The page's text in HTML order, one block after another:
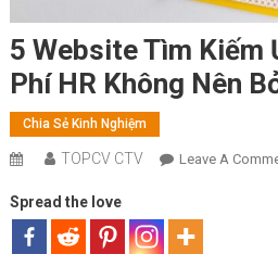
5 Website Tìm Kiếm
Phí HR Không Nên
Chia Sẻ Kinh Nghiệm
TOPCV CTV Leave A
Spread the love